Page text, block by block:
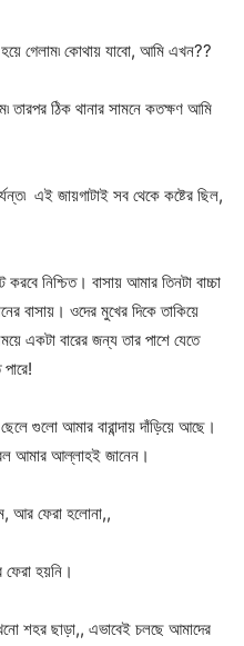
হয়ে গেলাম৷ কোথায় যাবো, আমি এখন??
ঠিক থানার সামনে কতক্ষণ আমি
এই জায়গাটাই সব থেকে কষ্টের ছিল,
নিশ্চিত। বাসায় আমার তিনটা বাচ্চা
বাসায়। ওদের মুখের দিকে তাকিয়ে
একটা বারের জন্য তার পাশে যেতে
গুলো আমার বারান্দায় দাঁড়িয়ে আছে।
আমার আল্লাহই জানেন।
আর ফেরা হলোনা,,
হয়নি।
শহর ছাড়া,, এভাবেই চলছে আমাদের